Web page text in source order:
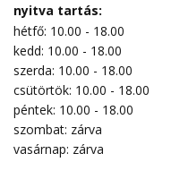
nyitva tartás:
hétfő: 10.00 - 18.00
kedd: 10.00 - 18.00
szerda: 10.00 - 18.00
csütörtök: 10.00 - 18.00
péntek: 10.00 - 18.00
szombat: zárva
vasárnap: zárva